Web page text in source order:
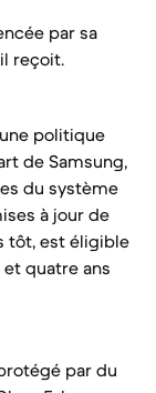
par sa
reçoit.
politique
de Samsung,
du système
à jour de
tôt, est éligible
quatre ans
par du